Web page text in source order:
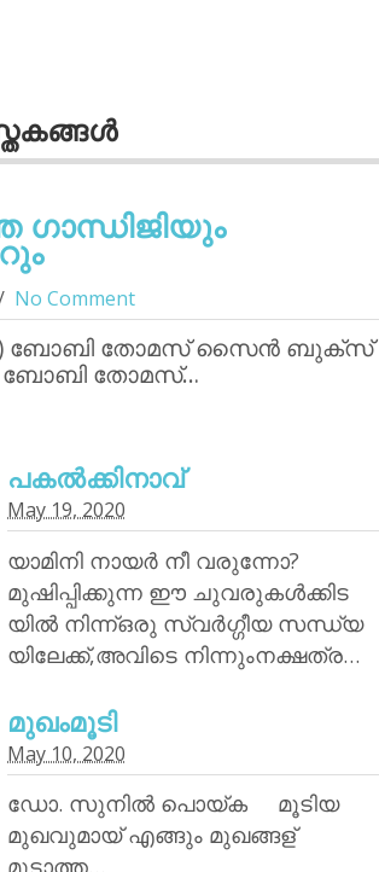
ഗാന്ധിജിയും
No Comment
ബോബി തോമസ് സൈന്‍ ബുക്‌സ്
ബോബി തോമസ്…
പകൽക്കിനാവ്‌
May 19, 2020
യാമിനി നായര്‍ നീ വരുന്നോ?
മുഷിപ്പിക്കുന്ന ഈ ചുവരുകൾക്കിട
യിൽ നിന്ന്ഒരു സ്വർഗ്ഗീയ സന്ധ്യ
യിലേക്ക്,അവിടെ നിന്നുംനക്ഷത്ര…
മുഖംമൂടി
May 10, 2020
ഡോ. സുനിൽ പൊയ്‌ക മൂടിയ
മുഖവുമായ് എങ്ങും മുഖങ്ങള്